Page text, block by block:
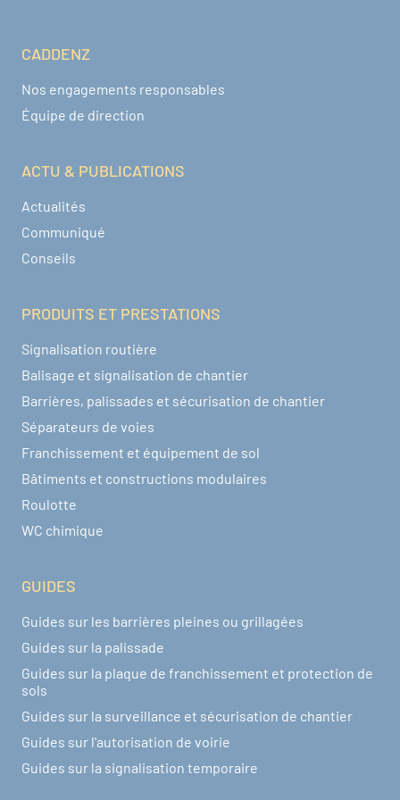
Navigation pied de page
CADDENZ
Nos engagements responsables
Équipe de direction
ACTU & PUBLICATIONS
Actualités
Communiqué
Conseils
PRODUITS ET PRESTATIONS
Signalisation routière
Balisage et signalisation de chantier
Barrières, palissades et sécurisation de chantier
Séparateurs de voies
Franchissement et équipement de sol
Bâtiments et constructions modulaires
Roulotte
WC chimique
GUIDES
Guides sur les barrières pleines ou grillagées
Guides sur la palissade
Guides sur la plaque de franchissement et protection de
sols
Guides sur la surveillance et sécurisation de chantier
Guides sur l'autorisation de voirie
Guides sur la signalisation temporaire